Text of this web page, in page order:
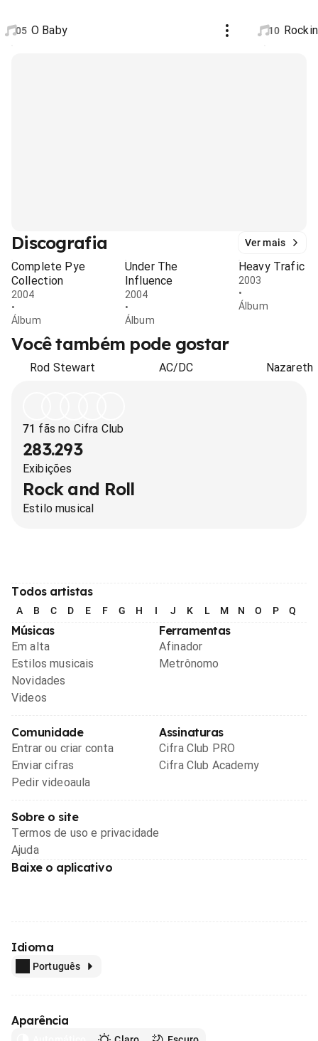
05 O Baby 10
Discografia Ver mais
Complete Pye
Collection
2004
•
Álbum
Under The
Influence
2004
•
Álbum
Heavy Trafic
2003
•
Álbum
Você também pode gostar
Rod Stewart AC/DC Nazareth
71 fãs no Cifra Club
283.293
Exibições
Rock and Roll
Estilo musical
Todos artistas
A B C D E F G H I J K L M N O P Q
Músicas
Em alta
Estilos musicais
Novidades
Videos
Ferramentas
Afinador
Metrônomo
Comunidade
Entrar ou criar conta
Enviar cifras
Pedir videoaula
Assinaturas
Cifra Club PRO
Cifra Club Academy
Sobre o site
Termos de uso e privacidade
Ajuda
Baixe o aplicativo
Idioma
Português
Aparência